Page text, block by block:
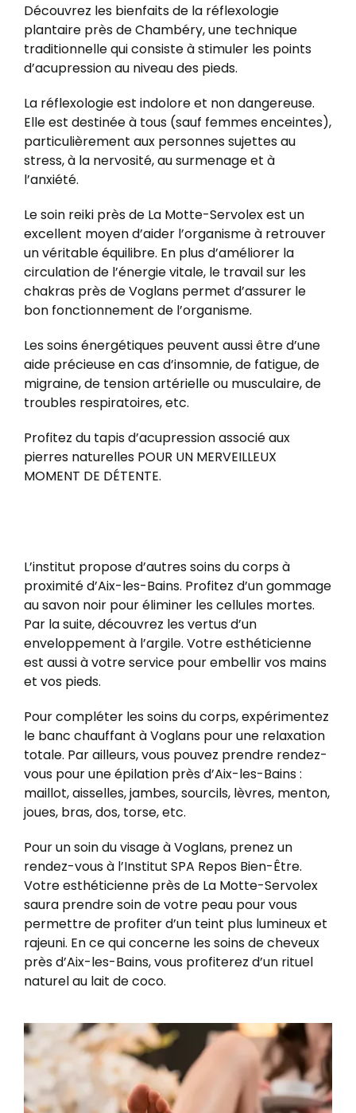
Découvrez les bienfaits de la réflexologie
plantaire près de Chambéry, une technique
traditionnelle qui consiste à stimuler les points
d’acupression au niveau des pieds.
La réflexologie est indolore et non dangereuse.
Elle est destinée à tous (sauf femmes enceintes),
particulièrement aux personnes sujettes au
stress, à la nervosité, au surmenage et à
l’anxiété.
Le soin reiki près de La Motte-Servolex est un
excellent moyen d’aider l’organisme à retrouver
un véritable équilibre. En plus d’améliorer la
circulation de l’énergie vitale, le travail sur les
chakras près de Voglans permet d’assurer le
bon fonctionnement de l’organisme.
Les soins énergétiques peuvent aussi être d’une
aide précieuse en cas d’insomnie, de fatigue, de
migraine, de tension artérielle ou musculaire, de
troubles respiratoires, etc.
Profitez du tapis d’acupression associé aux
pierres naturelles POUR UN MERVEILLEUX
MOMENT DE DÉTENTE.
L’institut propose d’autres soins du corps à
proximité d’Aix-les-Bains. Profitez d’un gommage
au savon noir pour éliminer les cellules mortes.
Par la suite, découvrez les vertus d’un
enveloppement à l’argile. Votre esthéticienne
est aussi à votre service pour embellir vos mains
et vos pieds.
Pour compléter les soins du corps, expérimentez
le banc chauffant à Voglans pour une relaxation
totale. Par ailleurs, vous pouvez prendre rendez-
vous pour une épilation près d’Aix-les-Bains :
maillot, aisselles, jambes, sourcils, lèvres, menton,
joues, bras, dos, torse, etc.
Pour un soin du visage à Voglans, prenez un
rendez-vous à l’Institut SPA Repos Bien-Être.
Votre esthéticienne près de La Motte-Servolex
saura prendre soin de votre peau pour vous
permettre de profiter d’un teint plus lumineux et
rajeuni. En ce qui concerne les soins de cheveux
près d’Aix-les-Bains, vous profiterez d’un rituel
naturel au lait de coco.